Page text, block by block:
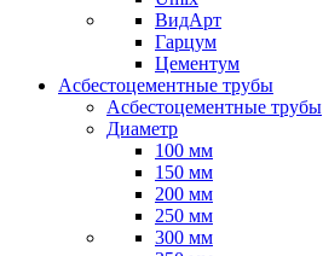
ВидАрт
Гарцум
Цементум
Асбестоцементные трубы
Асбестоцементные трубы
Диаметр
100 мм
150 мм
200 мм
250 мм
300 мм